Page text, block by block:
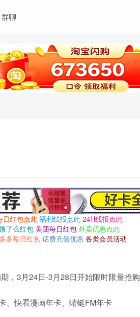
群聊
日红包点此 福利线报点此 24H线报点此
了么红包 美团每日红包 外卖优惠点此
多每日红包 话费充值优惠 各类会员活动
，3月24日-3月28日开始限时限量抢购
、快看漫画年卡、蜻蜓FM年卡